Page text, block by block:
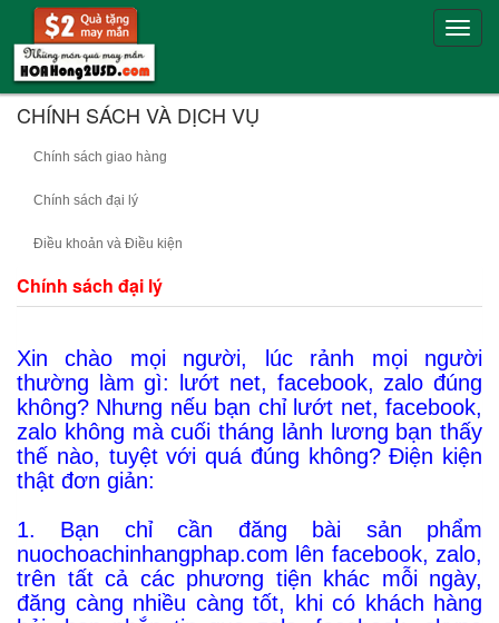
Toggle
CHÍNH SÁCH VÀ DỊCH VỤ
Chính sách giao hàng
Chính sách đại lý
Điều khoản và Điều kiện
Chính sách đại lý
Xin chào mọi người, lúc rảnh mọi người
thường làm gì: lướt net, facebook, zalo đúng
không? Nhưng nếu bạn chỉ lướt net, facebook,
zalo không mà cuối tháng lảnh lương bạn thấy
thế nào, tuyệt với quá đúng không? Điện kiện
thật đơn giản:
1. Bạn chỉ cần đăng bài sản phẩm
nuochoachinhangphap.com lên facebook, zalo,
trên tất cả các phương tiện khác mỗi ngày,
đăng càng nhiều càng tốt, khi có khách hàng